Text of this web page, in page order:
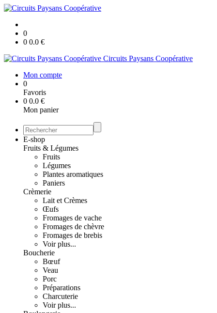
0
0 0.0 €
Circuits Paysans Coopérative
Mon compte
0
Favoris
0 0.0 €
Mon panier
E-shop
Fruits & Légumes
Fruits
Légumes
Plantes aromatiques
Paniers
Crèmerie
Lait et Crèmes
Œufs
Fromages de vache
Fromages de chèvre
Fromages de brebis
Voir plus...
Boucherie
Bœuf
Veau
Porc
Préparations
Charcuterie
Voir plus...